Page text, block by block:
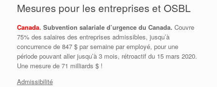
Mesures pour les entreprises et OSBL
Canada. Subvention salariale d’urgence du Canada. Couvre
75% des salaires des entreprises admissibles, jusqu’à
concurrence de 847 $ par semaine par employé, pour une
période pouvant aller jusqu’à 3 mois, rétroactif du 15 mars 2020.
Une mesure de 71 milliards $ !
Admissibilité